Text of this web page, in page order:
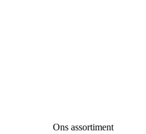
Ons assortiment